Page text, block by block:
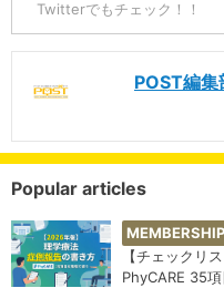
Twitterでもチェック！！
POST編集
Popular articles
MEMBERSHIP
【チェックリ
PhyCARE 35